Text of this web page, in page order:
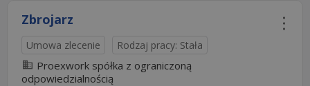
Zbrojarz
Umowa zlecenie Rodzaj pracy: Stała
Proexwork spółka z ograniczoną
odpowiedzialnością